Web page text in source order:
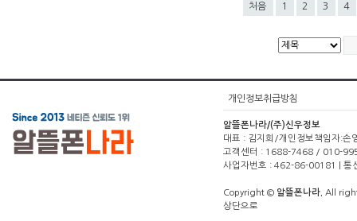
처음 1 2 3 4
개인정보취급방침
알뜰폰나라/(주)신우정보
대표 : 김지희/개인정보책임자:
고객센터 : 1688-7468 / 010-
사업자번호 : 462-86-00181 | 통
Copyright © 알뜰폰나라. All
상단으로